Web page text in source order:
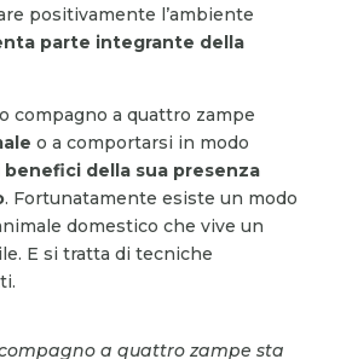
positivamente l’ambiente
parte integrante della
compagno a quattro zampe
o a comportarsi in modo
della sua presenza
. Fortunatamente esiste un modo
domestico che vive un
E si tratta di tecniche
a quattro zampe sta